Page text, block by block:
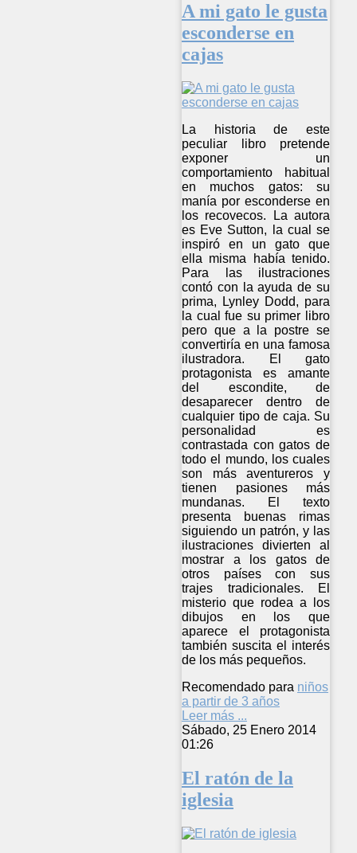
A mi gato le gusta
esconderse en
cajas
La historia de este
peculiar libro pretende
exponer un
comportamiento habitual
en muchos gatos: su
manía por esconderse en
los recovecos. La autora
es Eve Sutton, la cual se
inspiró en un gato que
ella misma había tenido.
Para las ilustraciones
contó con la ayuda de su
prima, Lynley Dodd, para
la cual fue su primer libro
pero que a la postre se
convertiría en una famosa
ilustradora. El gato
protagonista es amante
del escondite, de
desaparecer dentro de
cualquier tipo de caja. Su
personalidad es
contrastada con gatos de
todo el mundo, los cuales
son más aventureros y
tienen pasiones más
mundanas. El texto
presenta buenas rimas
siguiendo un patrón, y las
ilustraciones divierten al
mostrar a los gatos de
otros países con sus
trajes tradicionales. El
misterio que rodea a los
dibujos en los que
aparece el protagonista
también suscita el interés
de los más pequeños.
Recomendado para niños
a partir de 3 años
Leer más ...
Sábado, 25 Enero 2014
01:26
El ratón de la
iglesia